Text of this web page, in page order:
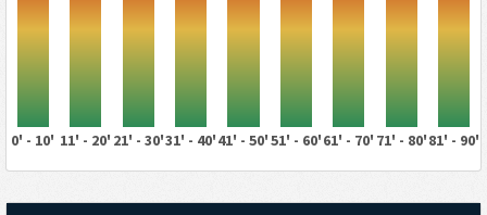
0' - 10' 11' - 20' 21' - 30'31' - 40'41' - 50'51' - 60'61' - 70' 71' - 80'81' - 90'